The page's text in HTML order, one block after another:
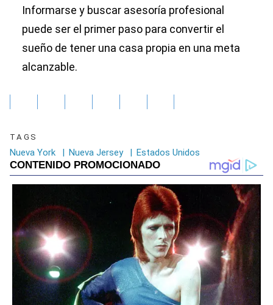
Informarse y buscar asesoría profesional
puede ser el primer paso para convertir el
sueño de tener una casa propia en una meta
alcanzable.
TAGS
Nueva York | Nueva Jersey | Estados Unidos